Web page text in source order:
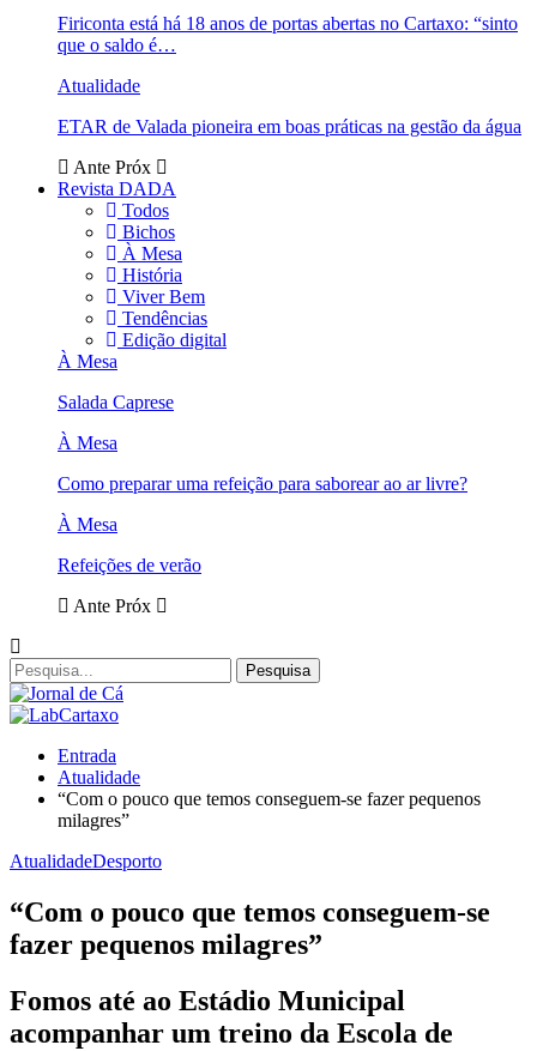
Firiconta está há 18 anos de portas abertas no Cartaxo: “sinto
que o saldo é…
Atualidade
ETAR de Valada pioneira em boas práticas na gestão da água
Ante Próx
Revista DADA
Todos
Bichos
À Mesa
História
Viver Bem
Tendências
Edição digital
À Mesa
Salada Caprese
À Mesa
Como preparar uma refeição para saborear ao ar livre?
À Mesa
Refeições de verão
Ante Próx
Entrada
Atualidade
“Com o pouco que temos conseguem-se fazer pequenos
milagres”
AtualidadeDesporto
“Com o pouco que temos conseguem-se
fazer pequenos milagres”
Fomos até ao Estádio Municipal
acompanhar um treino da Escola de